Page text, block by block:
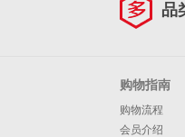
品
购物指南
购物流程
会员介绍